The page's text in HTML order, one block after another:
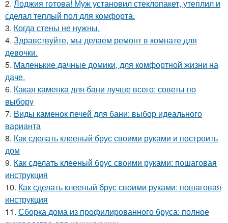
2. Лоджия готова! Муж установил стеклопакет, утеплил и
сделал теплый пол для комфорта.
3. Когда стены не нужны.
4. Здравствуйте, мы делаем ремонт в комнате для
девочки.
5. Маленькие дачные домики, для комфортной жизни на
даче.
6. Какая каменка для бани лучше всего: советы по
выбору
7. Виды каменок печей для бани: выбор идеального
варианта
8. Как сделать клееный брус своими руками и построить
дом
9. Как сделать клееный брус своими руками: пошаговая
инструкция
10. Как сделать клееный брус своими руками: пошаговая
инструкция
11. Сборка дома из профилированного бруса: полное